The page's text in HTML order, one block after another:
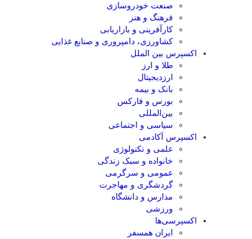
صنعت خودروسازی
فرهنگ و هنر
کارآفرینی و بازاریابی
کشاورزی، دامپروری و صنایع غذایی
اکسپرس بین الملل
طلا و ارز
ارزدیجیتال
بانک و بیمه
بورس و فارکس
بین‌المللی
سیاسی و اجتماعی
اکسپرس آکادمی
علمی و تکنولوژی
خانواده و سبک زندگی
عمومی و سرگرمی
گردشگری و مهاجرت
مدارس و دانشگاه
ورزشی
اکسپرسی‌ها
ایران همسفر